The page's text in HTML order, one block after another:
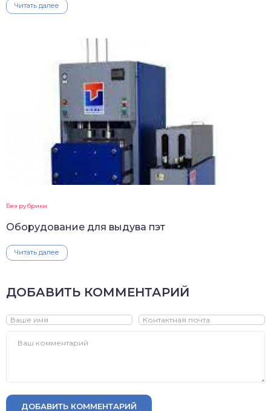
Читать далее
Без рубрики
Оборудование для выдува пэт
Читать далее
ДОБАВИТЬ КОММЕНТАРИЙ
ДОБАВИТЬ КОММЕНТАРИЙ